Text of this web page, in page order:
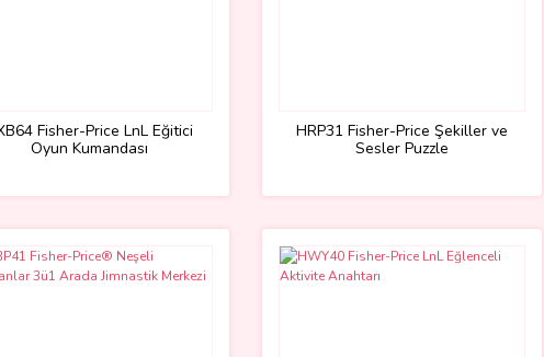
Fisher-Price LnL Eğitici
Oyun Kumandası
HRP31 Fisher-Price Şekiller ve
Sesler Puzzle